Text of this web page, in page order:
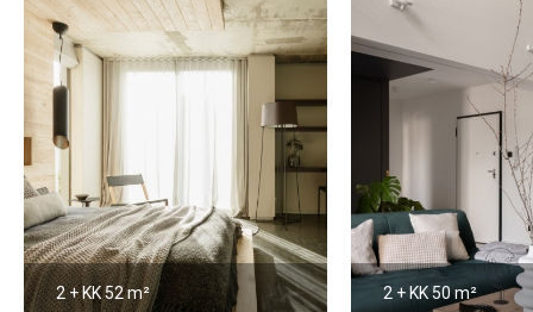
2 + KK52 m² 2 + KK 50 m²